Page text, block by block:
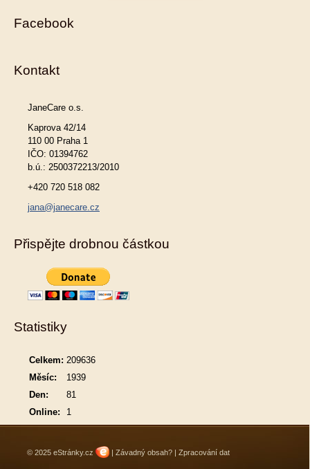
Facebook
Kontakt
JaneCare o.s.
Kaprova 42/14
110 00 Praha 1
IČO: 01394762
b.ú.: 2500372213/2010
+420 720 518 082
jana@janecare.cz
Přispějte drobnou částkou
Statistiky
Online: 1
Celkem: 209636
Měsíc:
1939
Den:
81
© 2025 eStránky.cz | Závadný obsah? | Zpracování dat